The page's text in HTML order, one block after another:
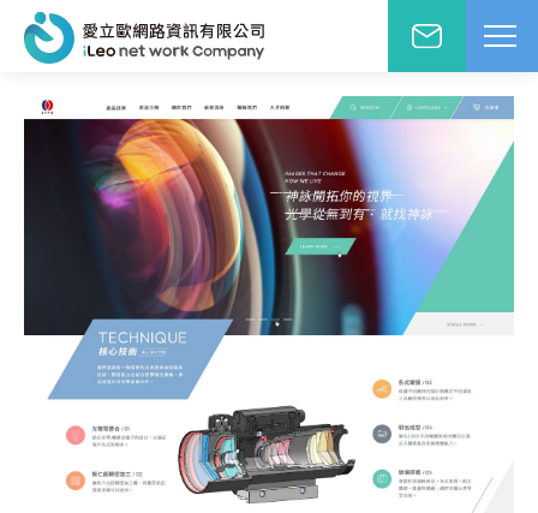
設計報價洽詢
※
小姐
※
※
網站設計
網路行銷
設計報價
與費用兼顧的首選
式銷售頁